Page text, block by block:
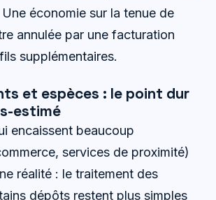
économie sur la tenue de
annulée par une facturation
supplémentaires.
et espèces : le point dur
estimé
encaissent beaucoup
services de proximité)
réalité : le traitement des
dépôts restent plus simples